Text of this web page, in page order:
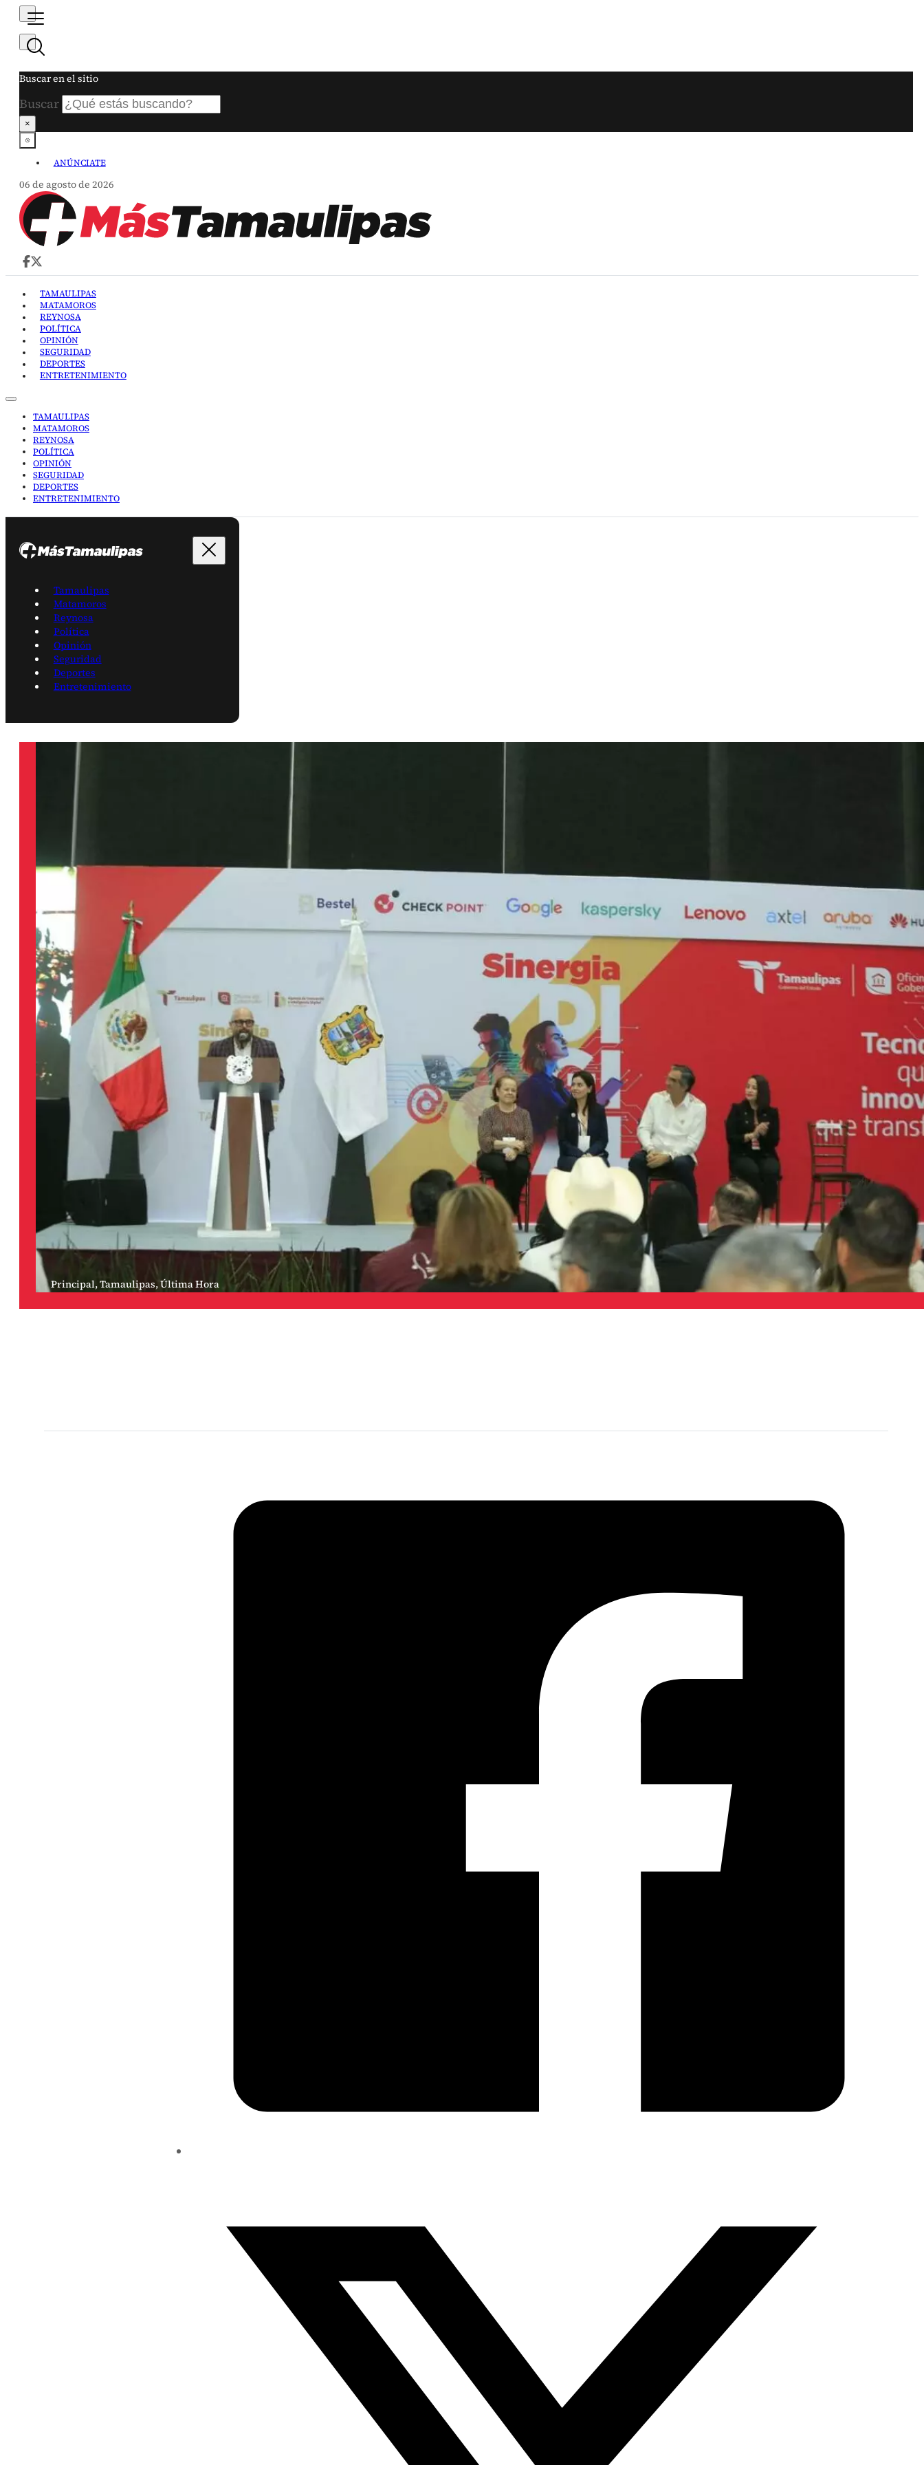
Buscar en el sitio
Buscar
×
ANÚNCIATE
06 de agosto de 2026
TAMAULIPAS
MATAMOROS
REYNOSA
POLÍTICA
OPINIÓN
SEGURIDAD
DEPORTES
ENTRETENIMIENTO
TAMAULIPAS
MATAMOROS
REYNOSA
POLÍTICA
OPINIÓN
SEGURIDAD
DEPORTES
ENTRETENIMIENTO
Tamaulipas
Matamoros
Reynosa
Política
Opinión
Seguridad
Deportes
Entretenimiento
Principal,Tamaulipas,Última Hora